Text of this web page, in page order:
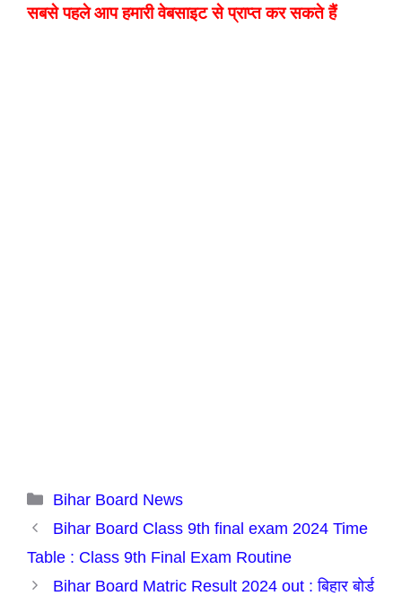
सबसे पहले आप हमारी वेबसाइट से प्राप्त कर सकते हैं
Categories
Bihar Board News
Bihar Board Class 9th final exam 2024 Time
Table : Class 9th Final Exam Routine
Bihar Board Matric Result 2024 out : बिहार बोर्ड